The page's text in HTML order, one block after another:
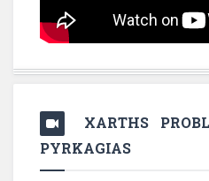
XARTHS
PYRKAGIAS